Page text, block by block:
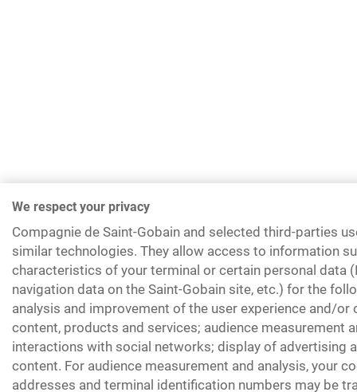
We respect your privacy
Compagnie de Saint-Gobain and selected third-parties
similar technologies. They allow access to information
characteristics of your terminal or certain personal data
navigation data on the Saint-Gobain site, etc.) for the
analysis and improvement of the user experience and/or
content, products and services; audience measurement
interactions with social networks; display of advertising
content. For audience measurement and analysis, your
addresses and terminal identification numbers may be